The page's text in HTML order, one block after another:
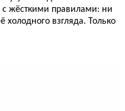
жёсткими правилами: ни
холодного взгляда. Только